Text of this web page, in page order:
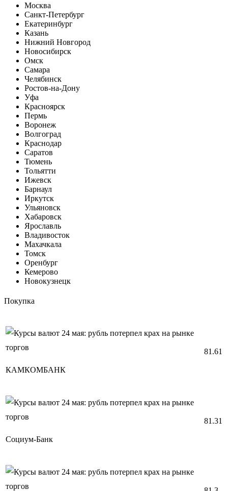
Москва
Санкт-Петербург
Екатеринбург
Казань
Нижний Новгород
Новосибирск
Омск
Самара
Челябинск
Ростов-на-Дону
Уфа
Красноярск
Пермь
Воронеж
Волгоград
Краснодар
Саратов
Тюмень
Тольятти
Ижевск
Барнаул
Иркутск
Ульяновск
Хабаровск
Ярославль
Владивосток
Махачкала
Томск
Оренбург
Кемерово
Новокузнецк
Покупка
КАМКОМБАНК
81.61
Социум-Банк
81.31